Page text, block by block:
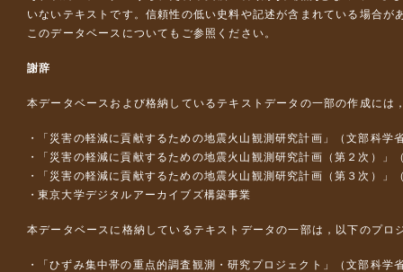
いないテキストです。信頼性の低い史料や記述が含まれている場合が
このデータベースについて もご参照ください。
謝辞
本データベースおよび格納しているテキストデータの一部の作成には
「災害の軽減に貢献するための地震火山観測研究計画」（文部科学
「災害の軽減に貢献するための地震火山観測研究計画（第２次）」
「災害の軽減に貢献するための地震火山観測研究計画（第３次）」
東京大学デジタルアーカイブズ構築事業
本データベースに格納しているテキストデータの一部は，以下のプロ
「ひずみ集中帯の重点的調査観測・研究プロジェクト」（文部科